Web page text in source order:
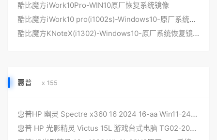
酷比魔方iWork10Pro-WIN10原厂恢复系统镜像
酷比魔方iWork10 pro(i1002s)-Windows10-原厂系统恢复镜像
酷比魔方KNoteX(i1302)-Windows10-原厂系统恢复镜像
惠普 x 155
惠普HP 幽灵 Spectre x360 16 2024 16-aa Win11-24H2原厂oem系统，带一键还原功能
惠普 HP 光影精灵 Victus 15L 游戏台式电脑 TG02-2000i Win11-24H2 家庭中文版 原厂oem系统